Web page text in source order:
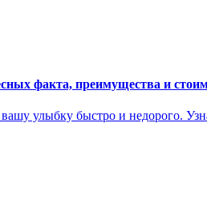
факта, преимущества и
улыбку быстро и недорого.